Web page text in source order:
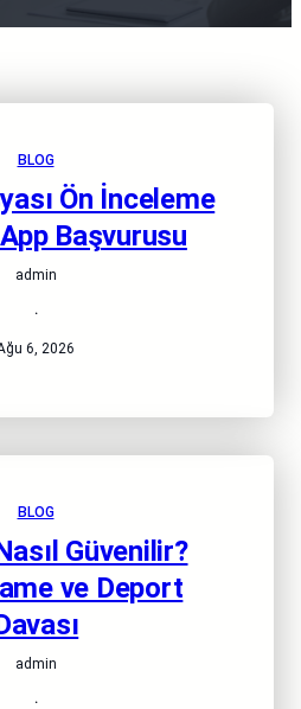
BLOG
Ön İnceleme
Başvurusu
admin
·
6, 2026
BLOG
Güvenilir?
ve Deport
admin
·